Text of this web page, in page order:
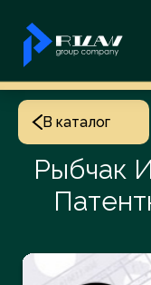
В каталог
Рыбчак